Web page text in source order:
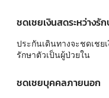
ชดเชยเงินสดระหว่างรั
ประกันเดินทางจะชดเชย
รักษาตัวเป็นผู้ป่วยใน
ชดเชยบุคคลภายนอก